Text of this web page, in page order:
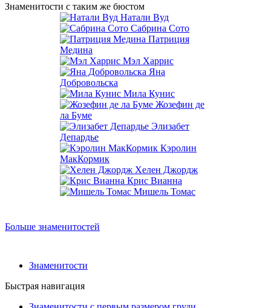
Знаменитости с таким же бюстом
Натали Вуд
Сабрина Сото
Патриция
Медина
Мэл Харрис
Яна
Добровольска
Мила Кунис
Жозефин де
ла Буме
Элизабет
Депардье
Кэролин
МакКормик
Хелен Джордж
Крис Вианна
Мишель Томас
Больше знаменитостей
Знаменитости
Быстрая навигация